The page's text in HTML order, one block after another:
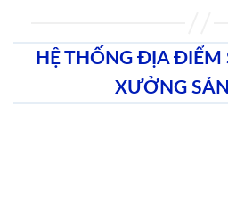
HỆ THỐNG ĐỊA
XƯỞNG